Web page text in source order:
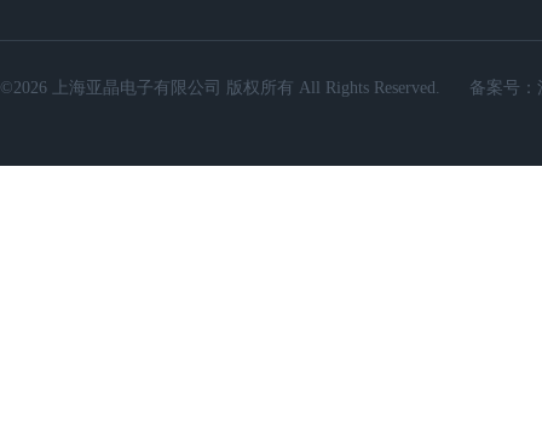
©2026 上海亚晶电子有限公司 版权所有 All Rights Reserved. 备案号：